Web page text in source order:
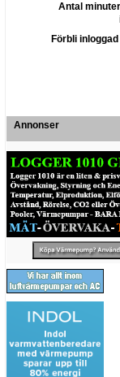
Antal
Förbli
Annonser